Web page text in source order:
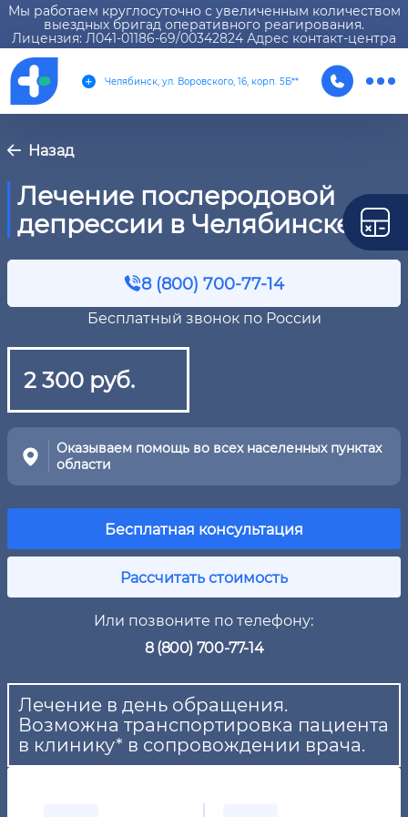
Мы работаем круглосуточно с увеличенным количеством
выездных бригад оперативного реагирования.
Лицензия: Л041-01186-69/00342824 Адрес контакт-центра
Челябинск, ул. Воровского, 16, корп. 5Б**
Назад
Лечение послеродовой
депрессии в Челябинске
8 (800) 700-77-14
Бесплатный звонок по России
2 300 руб.
Оказываем помощь во всех населенных пунктах
области
Бесплатная консультация
Рассчитать стоимость
Или позвоните по телефону:
8 (800) 700-77-14
Лечение в день обращения.
Возможна транспортировка пациента
в клинику* в сопровождении врача.